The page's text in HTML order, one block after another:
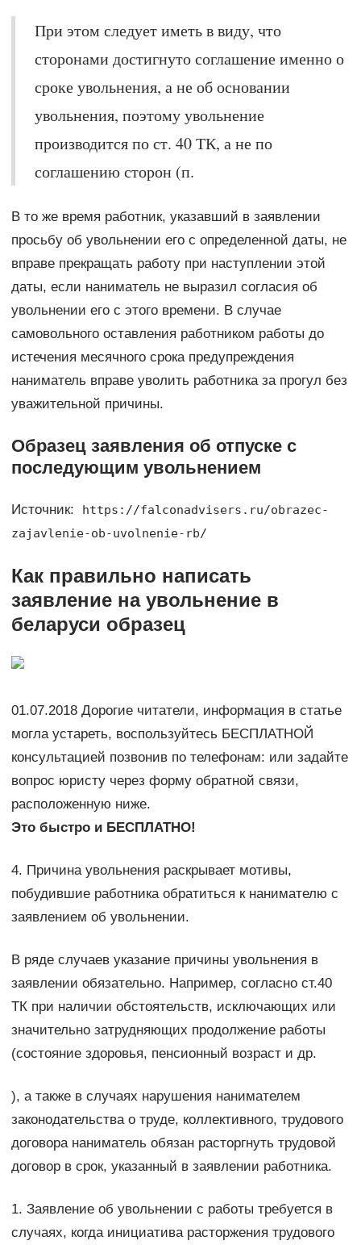
При этом следует иметь в виду, что
сторонами достигнуто соглашение именно о
сроке увольнения, а не об основании
увольнения, поэтому увольнение
производится по ст. 40 ТК, а не по
соглашению сторон (п.
В то же время работник, указавший в заявлении
просьбу об увольнении его с определенной даты, не
вправе прекращать работу при наступлении этой
даты, если наниматель не выразил согласия об
увольнении его с этого времени. В случае
самовольного оставления работником работы до
истечения месячного срока предупреждения
наниматель вправе уволить работника за прогул без
уважительной причины.
Образец заявления об отпуске с
последующим увольнением
Источник:
https://falconadvisers.ru/obrazec-
zajavlenie-ob-uvolnenie-rb/
Как правильно написать
заявление на увольнение в
беларуси образец
01.07.2018 Дорогие читатели, информация в статье
могла устареть, воспользуйтесь БЕСПЛАТНОЙ
консультацией позвонив по телефонам: или задайте
вопрос юристу через форму обратной связи,
расположенную ниже.
Это быстро и БЕСПЛАТНО!
4. Причина увольнения раскрывает мотивы,
побудившие работника обратиться к нанимателю с
заявлением об увольнении.
В ряде случаев указание причины увольнения в
заявлении обязательно. Например, согласно ст.40
ТК при наличии обстоятельств, исключающих или
значительно затрудняющих продолжение работы
(состояние здоровья, пенсионный возраст и др.
), а также в случаях нарушения нанимателем
законодательства о труде, коллективного, трудового
договора наниматель обязан расторгнуть трудовой
договор в срок, указанный в заявлении работника.
1. Заявление об увольнении с работы требуется в
случаях, когда инициатива расторжения трудового